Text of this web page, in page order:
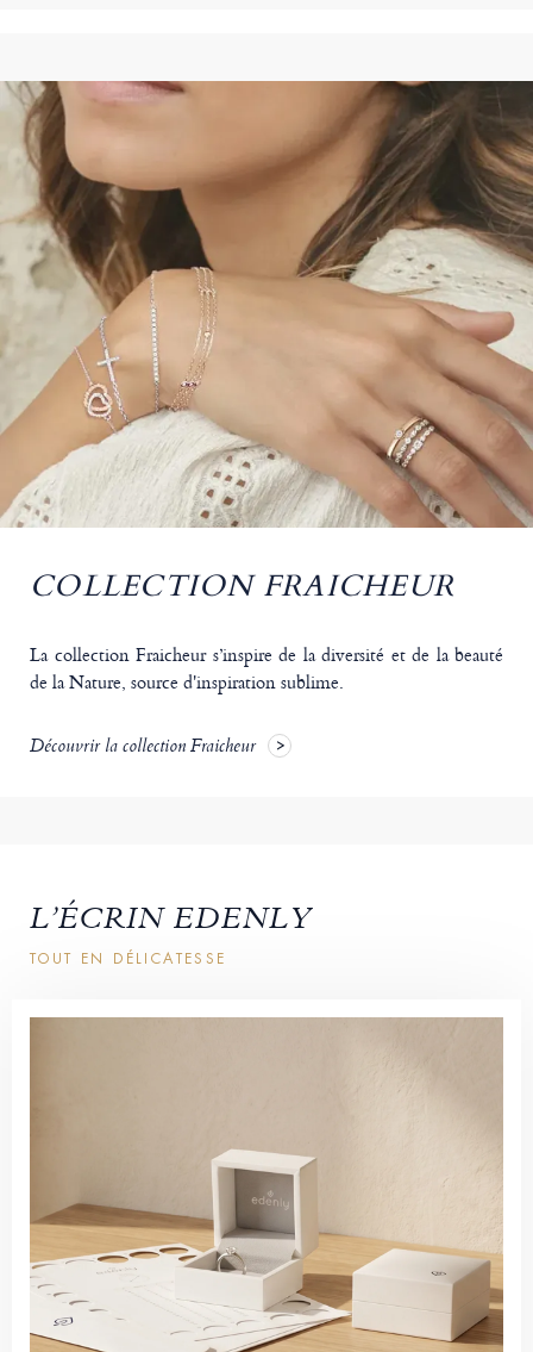
COLLECTION FRAICHEUR
La collection Fraicheur s’inspire de la diversité et de la beauté
de la Nature, source d'inspiration sublime.
Découvrir la collection Fraicheur
L’ÉCRIN EDENLY
TOUT EN DÉLICATESSE